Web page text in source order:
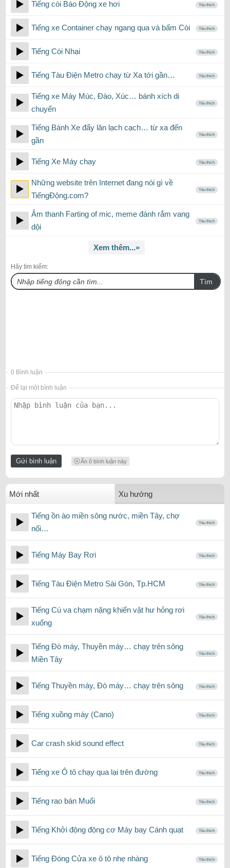
Tiếng còi Báo Động xe hơi Yêu thích
Tiếng xe Container chạy ngang qua và bấm Còi Yêu thích
Tiếng Còi Nhại Yêu thích
Tiếng Tàu Điện Metro chạy từ Xa tới gần… Yêu thích
Tiếng xe Máy Múc, Đào, Xúc… bánh xích di
chuyển
Yêu thích
Tiếng Bánh Xe đẩy lăn lạch cạch… từ xa đến
gần
Yêu thích
Tiếng Xe Máy chạy Yêu thích
Những website trên Internet đang nói gì về
TiếngĐộng.com?
Yêu thích
Âm thanh Farting of mic, meme đánh rắm vang
dội
Yêu thích
Xem thêm...»
Hãy tìm kiếm:
Tìm
0 Bình luận
Để lại một bình luận
Ẩn ô bình luận này
Mới nhất Xu hướng
Tiếng ồn ào miền sông nước, miền Tây, chợ
nổi…
Yêu thích
Tiếng Máy Bay Rơi Yêu thích
Tiếng Tàu Điện Metro Sài Gòn, Tp.HCM Yêu thích
Tiếng Cú va chạm nặng khiến vật hư hỏng rơi
xuống
Yêu thích
Tiếng Đò máy, Thuyền máy… chạy trên sông
Miền Tây
Yêu thích
Tiếng Thuyền máy, Đò máy… chạy trên sông Yêu thích
Tiếng xuồng máy (Cano) Yêu thích
Car crash skid sound effect Yêu thích
Tiếng xe Ô tô chạy qua lại trên đường Yêu thích
Tiếng rao bán Muối Yêu thích
Tiếng Khởi động động cơ Máy bay Cánh quạt Yêu thích
Tiếng Đóng Cửa xe ô tô nhẹ nhàng Yêu thích